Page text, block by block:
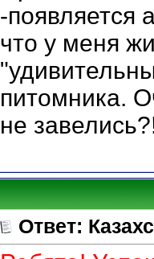
-появляется
что у меня
питомника.
не
Ответ: